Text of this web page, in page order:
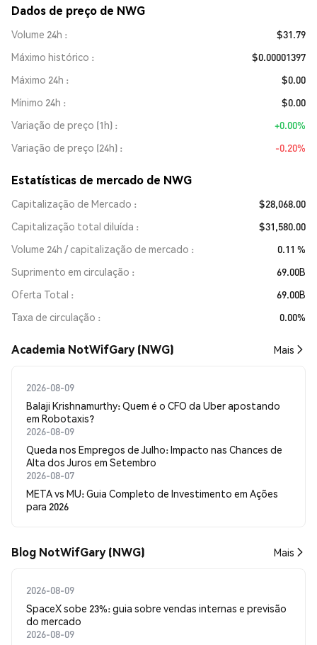
Dados de preço de NWG
Volume 24h
$31.79
Máximo histórico
$0.00001397
Máximo 24h
$0.00
Mínimo 24h
$0.00
Variação de preço (1h)
+0.00%
Variação de preço (24h)
-0.20%
Estatísticas de mercado de NWG
Capitalização de Mercado
$28,068.00
Capitalização total diluída
$31,580.00
Volume 24h / capitalização de mercado
0.11 %
Suprimento em circulação
69.00B
Oferta Total
69.00B
Taxa de circulação
0.00%
Academia NotWifGary (NWG) Mais
2026-08-09
Balaji Krishnamurthy: Quem é o CFO da Uber apostando
em Robotaxis?
2026-08-09
Queda nos Empregos de Julho: Impacto nas Chances de
Alta dos Juros em Setembro
2026-08-07
META vs MU: Guia Completo de Investimento em Ações
para 2026
Blog NotWifGary (NWG) Mais
2026-08-09
SpaceX sobe 23%: guia sobre vendas internas e previsão
do mercado
2026-08-09